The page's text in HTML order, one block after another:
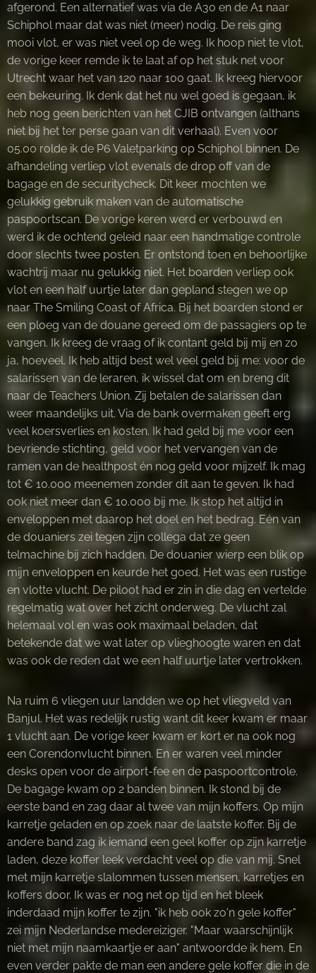
afgerond. Een alternatief was via de A30 en de A1 naar
Schiphol maar dat was niet (meer) nodig. De reis ging
mooi vlot, er was niet veel op de weg. Ik hoop niet te vlot,
de vorige keer remde ik te laat af op het stuk net voor
Utrecht waar het van 120 naar 100 gaat. Ik kreeg hiervoor
een bekeuring. Ik denk dat het nu wel goed is gegaan, ik
heb nog geen berichten van het CJIB ontvangen (althans
niet bij het ter perse gaan van dit verhaal). Even voor
05.00 rolde ik de P6 Valetparking op Schiphol binnen. De
afhandeling verliep vlot evenals de drop off van de
bagage en de securitycheck. Dit keer mochten we
gelukkig gebruik maken van de automatische
paspoortscan. De vorige keren werd er verbouwd en
werd ik de ochtend geleid naar een handmatige controle
door slechts twee posten. Er ontstond toen en behoorlijke
wachtrij maar nu gelukkig niet. Het boarden verliep ook
vlot en een half uurtje later dan gepland stegen we op
naar The Smiling Coast of Africa. Bij het boarden stond er
een ploeg van de douane gereed om de passagiers op te
vangen. Ik kreeg de vraag of ik contant geld bij mij en zo
ja, hoeveel. Ik heb altijd best wel veel geld bij me: voor de
salarissen van de leraren, ik wissel dat om en breng dit
naar de Teachers Union. Zij betalen de salarissen dan
weer maandelijks uit. Via de bank overmaken geeft erg
veel koersverlies en kosten. Ik had geld bij me voor een
bevriende stichting, geld voor het vervangen van de
ramen van de healthpost én nog geld voor mijzelf. Ik mag
tot € 10.000 meenemen zonder dit aan te geven. Ik had
ook niet meer dan € 10.000 bij me. Ik stop het altijd in
enveloppen met daarop het doel en het bedrag. Eén van
de douaniers zei tegen zijn collega dat ze geen
telmachine bij zich hadden. De douanier wierp een blik op
mijn enveloppen en keurde het goed. Het was een rustige
en vlotte vlucht. De piloot had er zin in die dag en vertelde
regelmatig wat over het zicht onderweg. De vlucht zal
helemaal vol en was ook maximaal beladen, dat
betekende dat we wat later op vlieghoogte waren en dat
was ook de reden dat we een half uurtje later vertrokken.
Na ruim 6 vliegen uur landden we op het vliegveld van
Banjul. Het was redelijk rustig want dit keer kwam er maar
1 vlucht aan. De vorige keer kwam er kort er na ook nog
een Corendonvlucht binnen. En er waren veel minder
desks open voor de airport-fee en de paspoortcontrole.
De bagage kwam op 2 banden binnen. Ik stond bij de
eerste band en zag daar al twee van mijn koffers. Op mijn
karretje geladen en op zoek naar de laatste koffer. Bij de
andere band zag ik iemand een geel koffer op zijn karretje
laden, deze koffer leek verdacht veel op die van mij. Snel
met mijn karretje slalommen tussen mensen, karretjes en
koffers door. Ik was er nog net op tijd en het bleek
inderdaad mijn koffer te zijn. "ik heb ook zo'n gele koffer"
zei mijn Nederlandse medereiziger. "Maar waarschijnlijk
niet met mijn naamkaartje er aan" antwoordde ik hem. En
even verder pakte de man een andere gele koffer die in de